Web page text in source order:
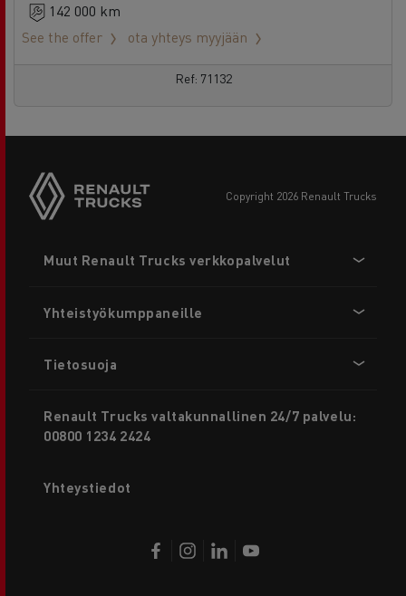
142 000 km
See the offer
ota yhteys myyjään
Ref: 71132
copyright 2026 Renault Trucks
menu
Muut Renault Trucks verkkopalvelut
Yhteistyökumppaneille
Tietosuoja
Renault Trucks valtakunnallinen 24/7 palvelu:
00800 1234 2424
Yhteystiedot